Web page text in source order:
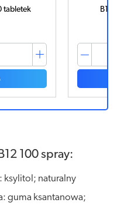
tabletek
100 spray:
ksylitol; naturalny
guma ksantanowa;